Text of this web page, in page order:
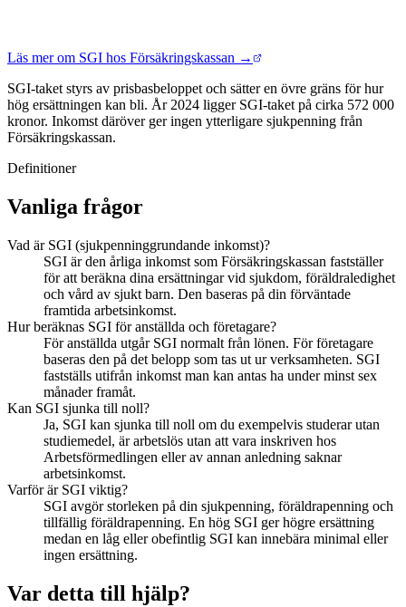
Läs mer om SGI hos Försäkringskassan →
SGI-taket styrs av prisbasbeloppet och sätter en övre gräns för hur
hög ersättningen kan bli. År 2024 ligger SGI-taket på cirka 572 000
kronor. Inkomst däröver ger ingen ytterligare sjukpenning från
Försäkringskassan.
Definitioner
Vanliga frågor
Vad är SGI (sjukpenninggrundande inkomst)?
SGI är den årliga inkomst som Försäkringskassan fastställer
för att beräkna dina ersättningar vid sjukdom, föräldraledighet
och vård av sjukt barn. Den baseras på din förväntade
framtida arbetsinkomst.
Hur beräknas SGI för anställda och företagare?
För anställda utgår SGI normalt från lönen. För företagare
baseras den på det belopp som tas ut ur verksamheten. SGI
fastställs utifrån inkomst man kan antas ha under minst sex
månader framåt.
Kan SGI sjunka till noll?
Ja, SGI kan sjunka till noll om du exempelvis studerar utan
studiemedel, är arbetslös utan att vara inskriven hos
Arbetsförmedlingen eller av annan anledning saknar
arbetsinkomst.
Varför är SGI viktig?
SGI avgör storleken på din sjukpenning, föräldrapenning och
tillfällig föräldrapenning. En hög SGI ger högre ersättning
medan en låg eller obefintlig SGI kan innebära minimal eller
ingen ersättning.
Var detta till hjälp?